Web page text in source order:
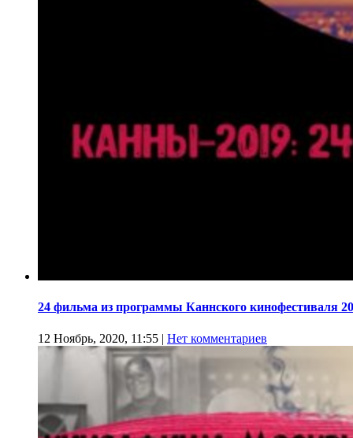
24 фильма из программы Каннского кинофестиваля
12 Ноябрь, 2020, 11:55 | Нет комментариев